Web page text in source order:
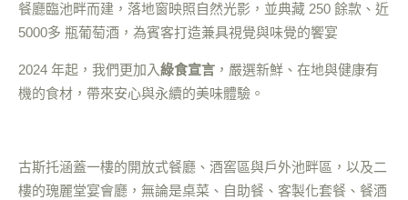
餐廳臨池畔而建，落地窗映照自然光影，並典藏 250 餘款、近
5000多 瓶葡萄酒，為賓客打造兼具視覺與味覺的饗宴
2024 年起，我們更加入綠食宣言 ，嚴選新鮮、在地與健康有
機的食材，帶來安心與永續的美味體驗。
古斯托涵蓋一樓的開放式餐廳、酒窖區與戶外池畔區，以及二
樓的瑰麗堂宴會廳，無論是桌菜、自助餐、客製化套餐、餐酒